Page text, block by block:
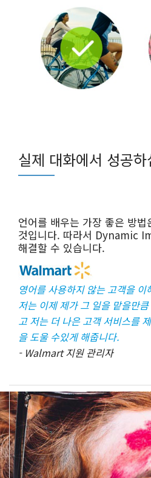
실제 대화에서 성공하
언어를 배우는 가장 좋은 방
것입니다. 따라서 Dynamic
해결할 수 있습니다.
영어를 사용하지 않는 고객을
저는 이제 제가 그 일을 맡을만
고 저는 더 나은 고객 서비스를
을 도울 수있게 해줍니다.
- Walmart 지원 관리자